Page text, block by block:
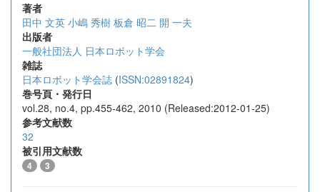
著者
田中 文英 小嶋 秀樹 板倉 昭二 開 一夫
出版者
一般社団法人 日本ロボット学会
雑誌
日本ロボット学会誌 (ISSN:02891824)
巻号頁・発行日
vol.28, no.4, pp.455-462, 2010 (Released:2012-01-25)
参考文献数
32
被引用文献数
4 3